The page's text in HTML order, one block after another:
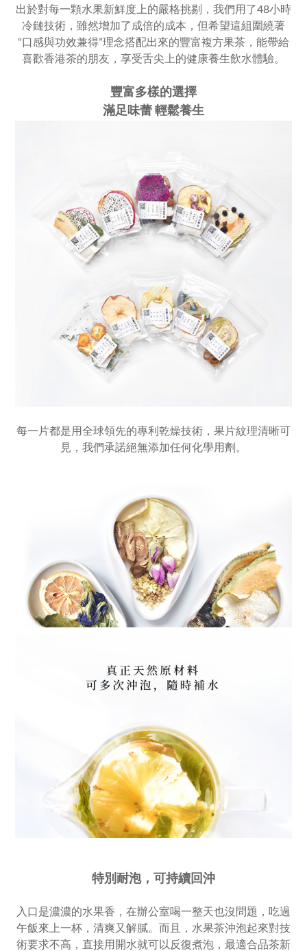
出於對每一顆水果新鮮度上的嚴格挑剔，我們用了48小時
冷鏈技術，雖然增加了成倍的成本，但希望這組圍繞著
“口感與功效兼得”理念搭配出來的豐富複方果茶，能帶給
喜歡香港茶的朋友，享受舌尖上的健康養生飲水體驗。
豐富多樣的選擇
滿足味蕾 輕鬆養生
每一片都是用全球領先的專利乾燥技術，果片紋理清晰可
見，我們承諾絕無添加任何化學用劑。
特別耐泡，可持續回沖
入口是濃濃的水果香，在辦公室喝一整天也沒問題，吃過
午飯來上一杯，清爽又解膩。而且， 水果茶沖泡起來對技
術要求不高，直接用開水就可以反復煮泡，最適合品茶新